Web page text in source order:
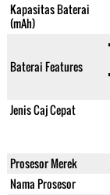
Kapasitas Baterai
(mAh)
Baterai Features
Jenis Caj Cepat
Prosesor Merek
Nama Prosesor